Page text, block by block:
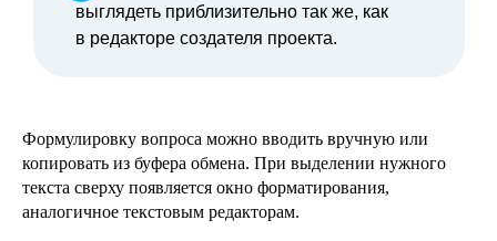
выглядеть приблизительно так же, как
в редакторе создателя проекта.
Формулировку вопроса можно вводить вручную или
копировать из буфера обмена. При выделении нужного
текста сверху появляется окно форматирования,
аналогичное текстовым редакторам.